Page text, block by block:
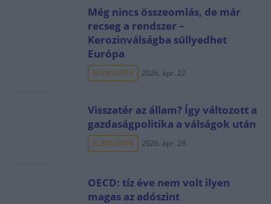
Még nincs összeomlás, de már
recseg a rendszer –
Kerozinválságba süllyedhet
Európa
ELEMZÉSEK 2026. ápr. 22.
Visszatér az állam? Így változott a
gazdaságpolitika a válságok után
ELEMZÉSEK 2026. ápr. 28.
OECD: tíz éve nem volt ilyen
magas az adószint